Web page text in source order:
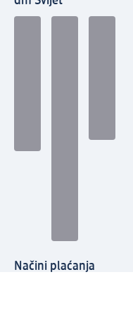
Načini plaćanja